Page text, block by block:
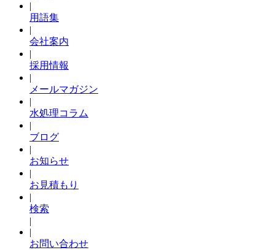
|
用語集
|
会社案内
|
採用情報
|
メールマガジン
|
水処理コラム
|
ブログ
|
お知らせ
|
お見積もり
|
検索
|
|
お問い合わせ